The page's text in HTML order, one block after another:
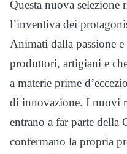
Questa nuova selezione
l’inventiva dei
Animati dalla passione
produttori, artigiani e
a materie prime
di innovazione. I nuovi
entrano a far parte della
confermano la propria